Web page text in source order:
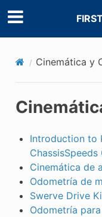
Cinemática y
Introduction to
ChassisSpeeds
Cinemática de
Odometría de
Swerve Drive
Odometría